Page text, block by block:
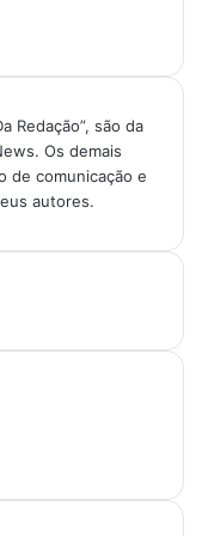
Redação”, são da
Os demais
de comunicação e
autores.